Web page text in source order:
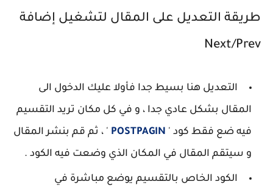
طريقة التعديل على المقال لتشغيل إضافة
Next/Prev
التعديل هنا بسيط جدا فأولا عليك الدخول الى
المقال بشكل عادي جدا ، و في كل مكان تريد التقسيم
فيه ضع فقط كود ' POSTPAGIN ' ، ثم قم بنشر المقال
و سيتقم المقال في المكان الذي وضعت فيه الكود .
الكود الخاص بالتقسيم يوضع مباشرة في